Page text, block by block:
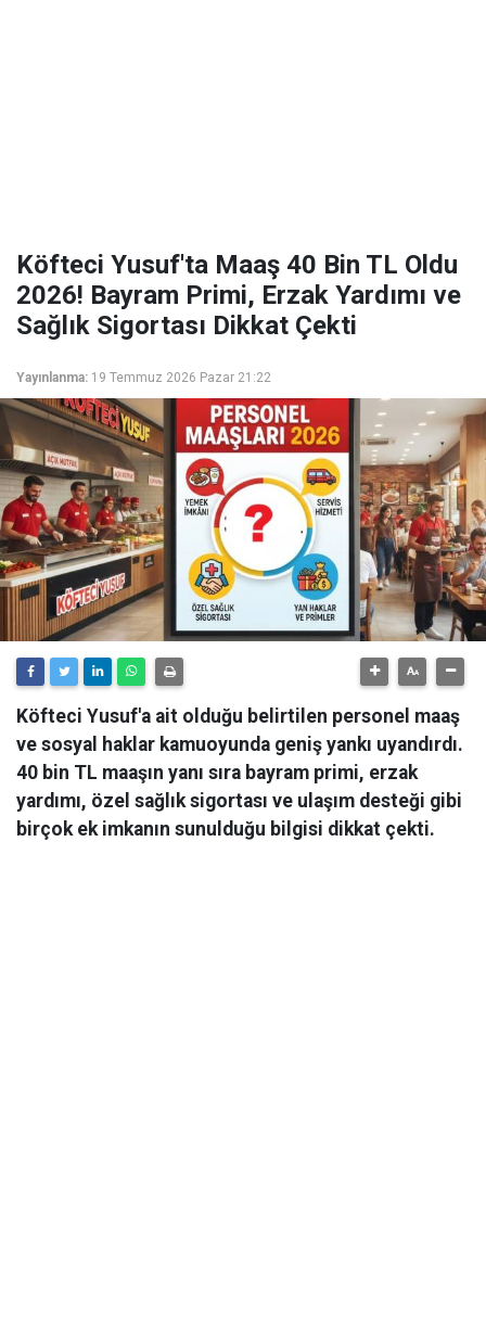
Köfteci Yusuf'ta Maaş 40 Bin TL Oldu
2026! Bayram Primi, Erzak Yardımı ve
Sağlık Sigortası Dikkat Çekti
Yayınlanma: 19 Temmuz 2026 Pazar 21:22
Köfteci Yusuf'a ait olduğu belirtilen personel maaş
ve sosyal haklar kamuoyunda geniş yankı uyandırdı.
40 bin TL maaşın yanı sıra bayram primi, erzak
yardımı, özel sağlık sigortası ve ulaşım desteği gibi
birçok ek imkanın sunulduğu bilgisi dikkat çekti.